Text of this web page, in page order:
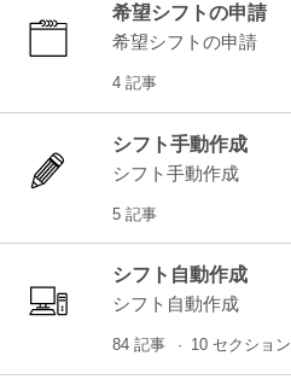
希望シフトの申請
希望シフトの申請
4 記事
シフト手動作成
シフト手動作成
5 記事
シフト自動作成
シフト自動作成
84 記事 10 セクション